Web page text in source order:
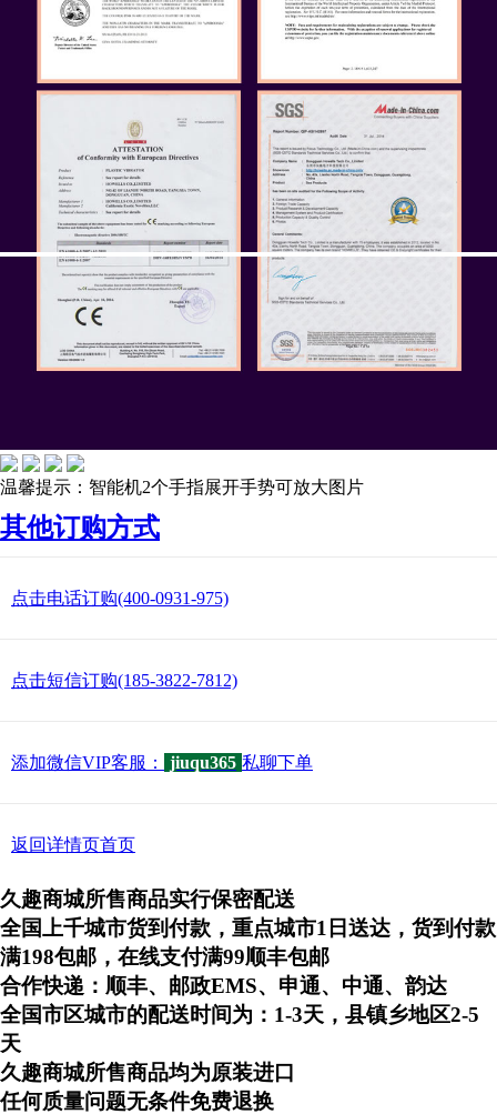
温馨提示：智能机2个手指展开手势可放大图片
其他订购方式
点击电话订购(400-0931-975)
点击短信订购(185-3822-7812)
添加微信VIP客服： jiuqu365 私聊下单
返回详情页首页
久趣商城所售商品实行保密配送
全国上千城市货到付款，重点城市1日送达，货到付款
满198包邮，在线支付满99顺丰包邮
合作快递：顺丰、邮政EMS、申通、中通、韵达
全国市区城市的配送时间为：1-3天，县镇乡地区2-5
天
久趣商城所售商品均为原装进口
任何质量问题无条件免费退换